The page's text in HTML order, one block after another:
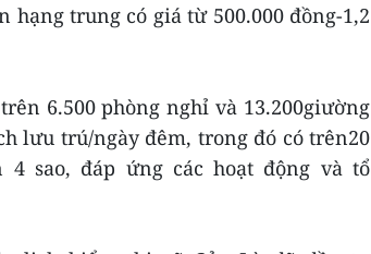
hạng trung có giá từ 500.000 đồng-1,2
6.500 phòng nghỉ và 13.200giường
lưu trú/ngày đêm, trong đó có trên20
sao, đáp ứng các hoạt động và tổ